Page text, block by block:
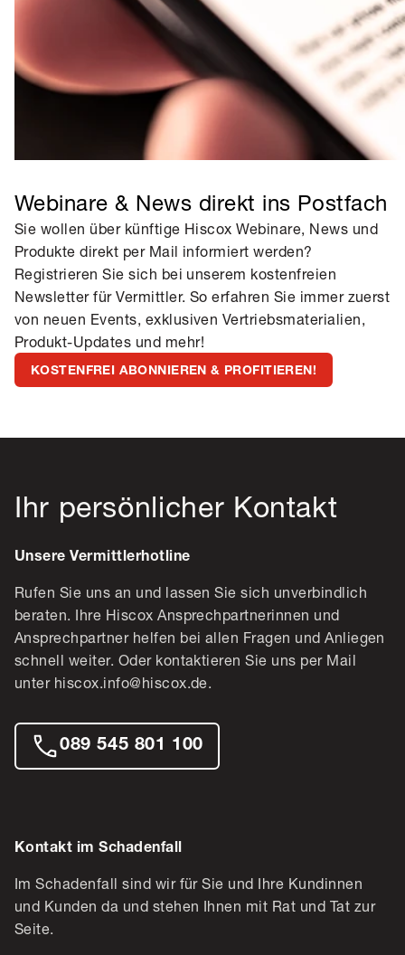
Webinare & News direkt ins Postfach
Sie wollen über künftige Hiscox Webinare, News und
Produkte direkt per Mail informiert werden?
Registrieren Sie sich bei unserem kostenfreien
Newsletter für Vermittler. So erfahren Sie immer zuerst
von neuen Events, exklusiven Vertriebsmaterialien,
Produkt-Updates und mehr!
KOSTENFREI ABONNIEREN & PROFITIEREN!
Ihr persönlicher Kontakt
Unsere Vermittlerhotline
Rufen Sie uns an und lassen Sie sich unverbindlich
beraten. Ihre Hiscox Ansprechpartnerinnen und
Ansprechpartner helfen bei allen Fragen und Anliegen
schnell weiter. Oder kontaktieren Sie uns per Mail
unter hiscox.info@hiscox.de.
089 545 801 100
Kontakt im Schadenfall
Im Schadenfall sind wir für Sie und Ihre Kundinnen
und Kunden da und stehen Ihnen mit Rat und Tat zur
Seite.